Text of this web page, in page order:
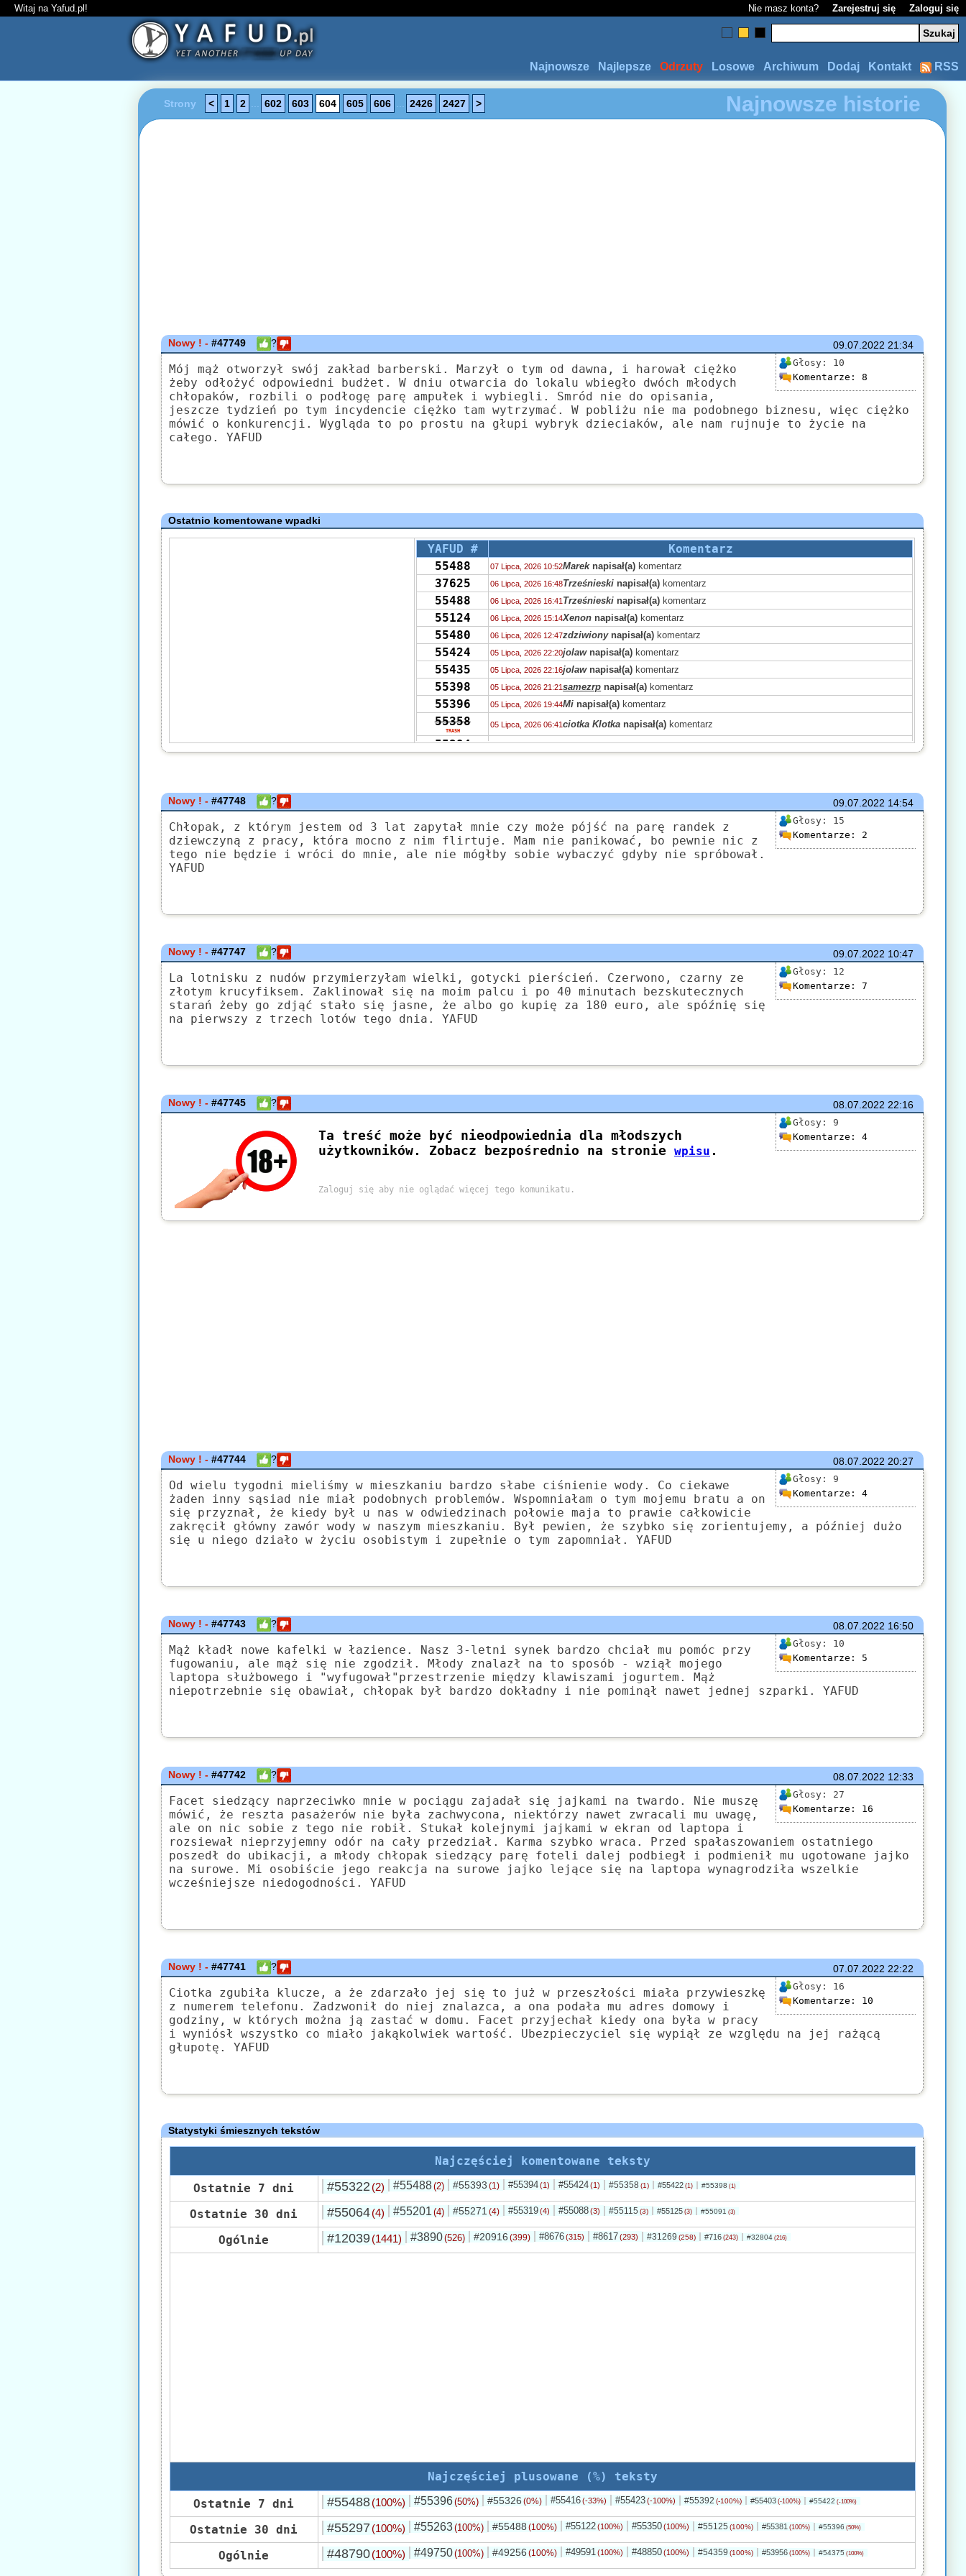
Witaj na Yafud.pl! Nie masz konta? Zarejestruj się Zaloguj się
RSS
Kontakt
Dodaj
Archiwum
Losowe
Odrzuty
Najlepsze
Najnowsze
Najnowsze historie
Strony < 1 2 602 603 604 605 606 2426 2427 >
09.07.2022 21:34
Nowy ! -#47749 ?
Głosy: 10
Komentarze: 8
Mój mąż otworzył swój zakład barberski. Marzył o tym od dawna, i harował ciężko
żeby odłożyć odpowiedni budżet. W dniu otwarcia do lokalu wbiegło dwóch młodych
chłopaków, rozbili o podłogę parę ampułek i wybiegli. Smród nie do opisania,
jeszcze tydzień po tym incydencie ciężko tam wytrzymać. W pobliżu nie ma podobnego biznesu, więc ciężko
mówić o konkurencji. Wygląda to po prostu na głupi wybryk dzieciaków, ale nam rujnuje to życie na
całego. YAFUD
Ostatnio komentowane wpadki
YAFUD #
Komentarz
55488
07 Lipca, 2026 10:52Mareknapisał(a) komentarz
37625 06 Lipca, 2026 16:48Trześnieski napisał(a) komentarz
55488 06 Lipca, 2026 16:41 Trześnieski napisał(a) komentarz
55124 06 Lipca, 2026 15:14Xenon napisał(a) komentarz
55480 06 Lipca, 2026 12:47zdziwionynapisał(a) komentarz
55424 05 Lipca, 2026 22:20jolawnapisał(a) komentarz
55435 05 Lipca, 2026 22:16jolawnapisał(a) komentarz
55398 05 Lipca, 2026 21:21samezrp napisał(a) komentarz
55396 05 Lipca, 2026 19:44Mi napisał(a) komentarz
55358
TRASH
05 Lipca, 2026 06:41ciotka Klotka napisał(a) komentarz
55394
TRASH
55322 wasp napisał(a)
55322 03 Lipca, 2026 10:41 zdziwionynapisał(a)komentarz
55319 02 Lipca, 2026 13:57Grejonnapisał(a)komentarz
09.07.2022 14:54
Nowy ! -#47748 ?
Głosy: 15
Komentarze: 2
Chłopak, z którym jestem od 3 lat zapytał mnie czy może pójść na parę randek z
dziewczyną z pracy, która mocno z nim flirtuje. Mam nie panikować, bo pewnie nic z
tego nie będzie i wróci do mnie, ale nie mógłby sobie wybaczyć gdyby nie spróbował.
YAFUD
09.07.2022 10:47
Nowy ! -#47747 ?
Głosy: 12
Komentarze: 7
La lotnisku z nudów przymierzyłam wielki, gotycki pierścień. Czerwono, czarny ze
złotym krucyfiksem. Zaklinował się na moim palcu i po 40 minutach bezskutecznych
starań żeby go zdjąć stało się jasne, że albo go kupię za 180 euro, ale spóźnię się
na pierwszy z trzech lotów tego dnia. YAFUD
08.07.2022 22:16
Nowy ! -#47745 ?
Głosy: 9
Komentarze: 4
08.07.2022 20:27
Nowy ! -#47744 ?
Głosy: 9
Komentarze: 4
Od wielu tygodni mieliśmy w mieszkaniu bardzo słabe ciśnienie wody. Co ciekawe
żaden inny sąsiad nie miał podobnych problemów. Wspomniałam o tym mojemu bratu a on
się przyznał, że kiedy był u nas w odwiedzinach połowie maja to prawie całkowicie
zakręcił główny zawór wody w naszym mieszkaniu. Był pewien, że szybko się zorientujemy, a później dużo
się u niego działo w życiu osobistym i zupełnie o tym zapomniał. YAFUD
08.07.2022 16:50
Nowy ! -#47743 ?
Głosy: 10
Komentarze: 5
Mąż kładł nowe kafelki w łazience. Nasz 3-letni synek bardzo chciał mu pomóc przy
fugowaniu, ale mąż się nie zgodził. Młody znalazł na to sposób - wziął mojego
laptopa służbowego i "wyfugował"przestrzenie między klawiszami jogurtem. Mąż
niepotrzebnie się obawiał, chłopak był bardzo dokładny i nie pominął nawet jednej szparki. YAFUD
08.07.2022 12:33
Nowy ! -#47742 ?
Głosy: 27
Komentarze: 16
Facet siedzący naprzeciwko mnie w pociągu zajadał się jajkami na twardo. Nie muszę
mówić, że reszta pasażerów nie była zachwycona, niektórzy nawet zwracali mu uwagę,
ale on nic sobie z tego nie robił. Stukał kolejnymi jajkami w ekran od laptopa i
rozsiewał nieprzyjemny odór na cały przedział. Karma szybko wraca. Przed spałaszowaniem ostatniego
poszedł do ubikacji, a młody chłopak siedzący parę foteli dalej podbiegł i podmienił mu ugotowane jajko
na surowe. Mi osobiście jego reakcja na surowe jajko lejące się na laptopa wynagrodziła wszelkie
wcześniejsze niedogodności. YAFUD
07.07.2022 22:22
Nowy ! -#47741 ?
Głosy: 16
Komentarze: 10
Ciotka zgubiła klucze, a że zdarzało jej się to już w przeszłości miała przywieszkę
z numerem telefonu. Zadzwonił do niej znalazca, a ona podała mu adres domowy i
godziny, w których można ją zastać w domu. Facet przyjechał kiedy ona była w pracy
i wyniósł wszystko co miało jakąkolwiek wartość. Ubezpieczyciel się wypiął ze względu na jej rażącą
głupotę. YAFUD
Statystyki śmiesznych tekstów
Najczęściej komentowane teksty
Ostatnie 7 dni
#55322 (2) #55488(2) #55393 (1) #55394 (1) #55424 (1) #55358 (1) #55422 (1) #55398 (1)
Ostatnie 30 dni #55064 (4) #55201 (4) #55271 (4) #55319 (4) #55088 (3) #55115 (3) #55125 (3) #55091 (3)
Ogólnie #12039 (1441) #3890(526) #20916 (399) #8676 (315) #8617 (293) #31269 (258) #716 (243) #32804 (216)
Najczęściej plusowane (%) teksty
Ostatnie 7 dni
#55488 (100%) #55396(50%) #55326 (0%) #55416 (-33%) #55423 (-100%) #55392 (-100%) #55403 (-100%) #55422 (-100%)
Ostatnie 30 dni #55297 (100%) #55263(100%) #55488 (100%) #55122 (100%) #55350 (100%) #55125 (100%) #55381 (100%) #55396 (50%)
Ogólnie #48790 (100%) #49750(100%) #49256 (100%) #49591 (100%) #48850 (100%) #54359 (100%) #53956 (100%) #54375 (100%)